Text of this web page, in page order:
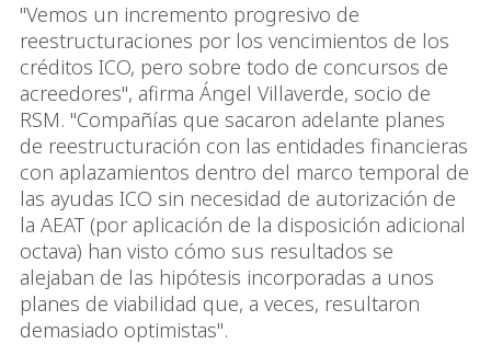
"Vemos un incremento progresivo de
reestructuraciones por los vencimientos de los
créditos ICO, pero sobre todo de concursos de
acreedores", afirma Ángel Villaverde, socio de
RSM. "Compañías que sacaron adelante planes
de reestructuración con las entidades financieras
con aplazamientos dentro del marco temporal de
las ayudas ICO sin necesidad de autorización de
la AEAT (por aplicación de la disposición adicional
octava) han visto cómo sus resultados se
alejaban de las hipótesis incorporadas a unos
planes de viabilidad que, a veces, resultaron
demasiado optimistas".